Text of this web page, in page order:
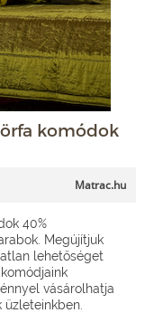
komódok
Matrac.hu
40%
Megújítjuk
lehetőséget
vásárolhatja
üzleteinkben.